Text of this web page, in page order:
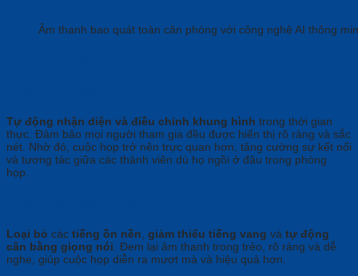
Âm thanh bao quát toàn căn phòng với công nghệ AI thông
Tự động nhận diện và điều chỉnh khung hình trong thời gian
thực. Đảm bảo mọi người tham gia đều được hiển thị rõ ràng và sắc
nét. Nhờ đó, cuộc họp trở nên trực quan hơn, tăng cường sự kết nối
và tương tác giữa các thành viên dù họ ngồi ở đâu trong phòng
họp.
Loại bỏ các tiếng ồn nền giảm thiểu tiếng vang và tự động
cân bằng giọng nói . Đem lại âm thanh trong trẻo, rõ ràng và dễ
nghe, giúp cuộc họp diễn ra mượt mà và hiệu quả hơn.